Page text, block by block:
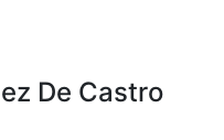
De Castro